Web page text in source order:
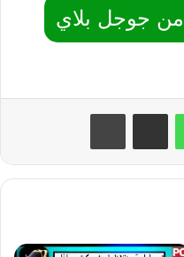
من جوجل بلاي
واتساب